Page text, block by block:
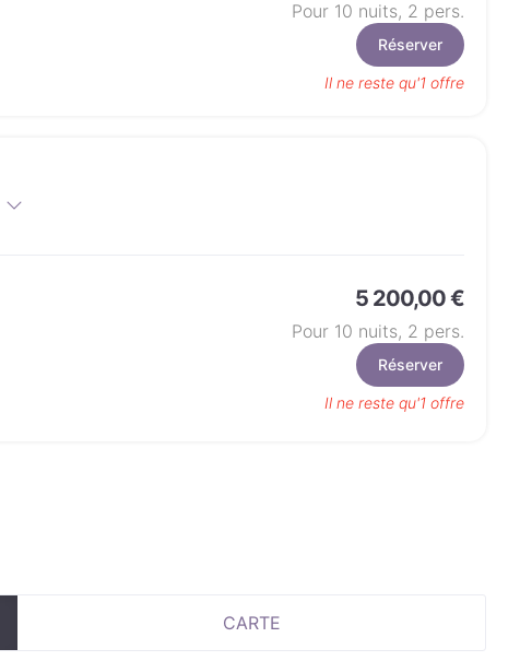
Pour 10 nuits, 2 pers.
Réserver
Il ne reste qu'1 offre
5 200,00 €
Pour 10 nuits, 2 pers.
Réserver
Il ne reste qu'1 offre
CARTE